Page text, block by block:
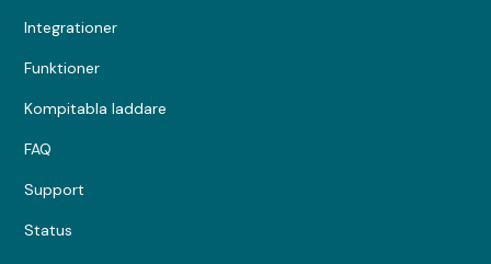
Integrationer
Funktioner
Kompitabla laddare
FAQ
Support
Status